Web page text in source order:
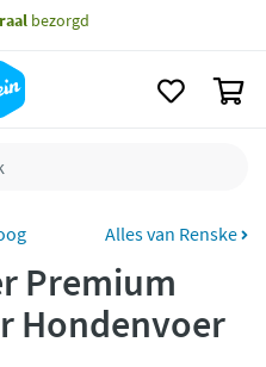
vanaf 35,- *
Klarna
Alles van Renske
Premium
Hondenvoer